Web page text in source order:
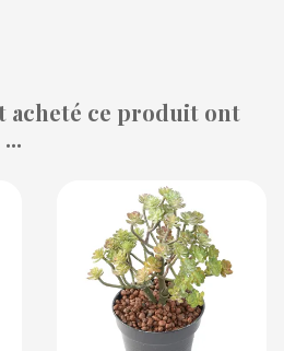
acheté ce produit ont